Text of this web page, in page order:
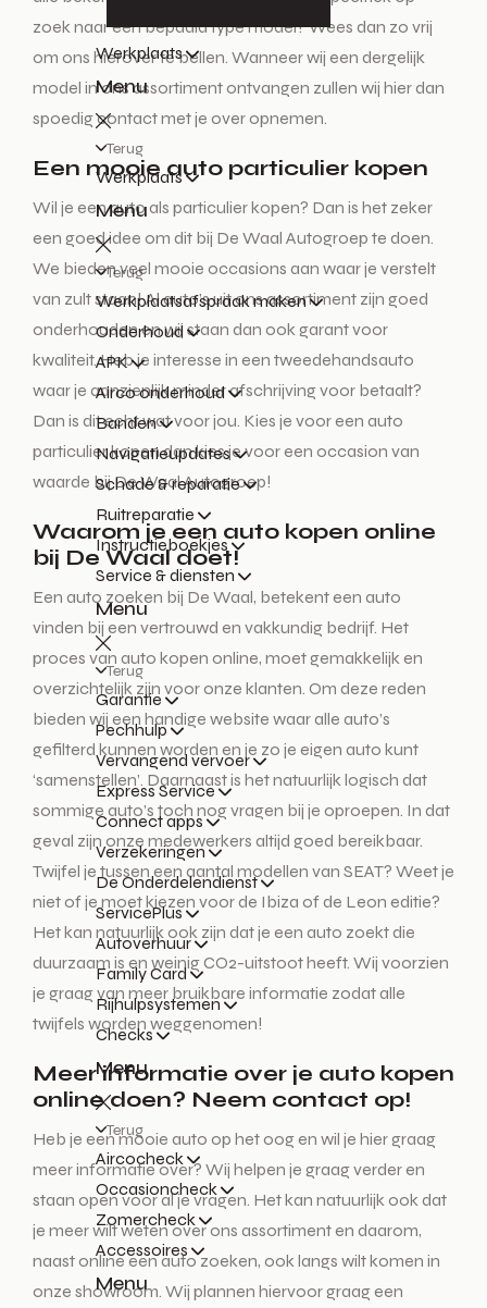
Werkplaats
Menu
Terug
Werkplaats
Menu
Terug
Werkplaatsafspraak maken
Onderhoud
APK
Airco onderhoud
Banden
Navigatieupdates
Schade & reparatie
Ruitreparatie
Instructieboekjes
Service & diensten
Menu
Terug
Garantie
Pechhulp
Vervangend vervoer
Express Service
Connect apps
Verzekeringen
De Onderdelendienst
ServicePlus
Autoverhuur
Family Card
Rijhulpsystemen
Checks
Menu
Terug
Aircocheck
Occasioncheck
Zomercheck
Accessoires
Menu
zoek naar een bepaald type model? Wees dan zo vrij
om ons hierover te bellen. Wanneer wij een dergelijk
model in ons assortiment ontvangen zullen wij hier dan
spoedig contact met je over opnemen.
Een mooie auto particulier kopen
Wil je een auto als particulier kopen? Dan is het zeker
een goed idee om dit bij De Waal Autogroep te doen.
We bieden veel mooie occasions aan waar je verstelt
van zult staan! Al auto’s uit ons assortiment zijn goed
onderhouden en wij staan dan ook garant voor
kwaliteit. Heb je interesse in een tweedehandsauto
waar je aanzienlijk minder afschrijving voor betaalt?
Dan is dit echt wat voor jou. Kies je voor een auto
particulier kopen dan kies je voor een occasion van
waarde bij De Waal Autogroep!
Waarom je een auto kopen online
bij De Waal doet!
Een auto zoeken bij De Waal, betekent een auto
vinden bij een vertrouwd en vakkundig bedrijf. Het
proces van auto kopen online, moet gemakkelijk en
overzichtelijk zijn voor onze klanten. Om deze reden
bieden wij een handige website waar alle auto’s
gefilterd kunnen worden en je zo je eigen auto kunt
‘samenstellen’. Daarnaast is het natuurlijk logisch dat
sommige auto’s toch nog vragen bij je oproepen. In dat
geval zijn onze medewerkers altijd goed bereikbaar.
Twijfel je tussen een aantal modellen van SEAT? Weet je
niet of je moet kiezen voor de Ibiza of de Leon editie?
Het kan natuurlijk ook zijn dat je een auto zoekt die
duurzaam is en weinig CO2-uitstoot heeft. Wij voorzien
je graag van meer bruikbare informatie zodat alle
twijfels worden weggenomen!
Meer informatie over je auto kopen
online doen? Neem contact op!
Heb je een mooie auto op het oog en wil je hier graag
meer informatie over? Wij helpen je graag verder en
staan open voor al je vragen. Het kan natuurlijk ook dat
je meer wilt weten over ons assortiment en daarom,
naast online een auto zoeken, ook langs wilt komen in
onze showroom. Wij plannen hiervoor graag een